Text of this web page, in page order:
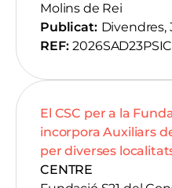
Molins de Rei
Publicat: Divendres,
REF:
El CSC per a la
incorpora Auxiliars
per diverses
CENTRE